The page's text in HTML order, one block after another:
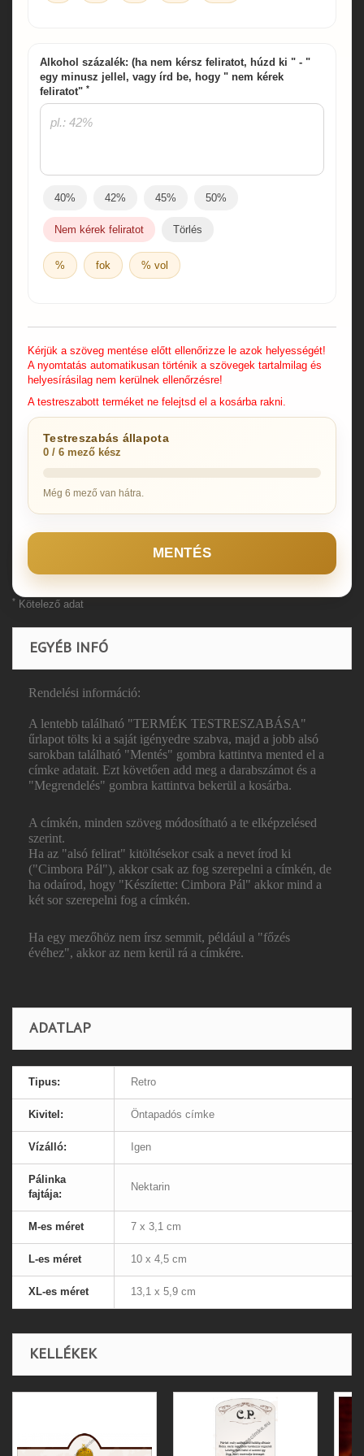
Alkohol százalék: (ha nem kérsz feliratot, húzd ki " - "
egy minusz jellel, vagy írd be, hogy " nem kérek
feliratot" *
40% 42% 45% 50%
Nem kérek feliratot Törlés
% fok % vol
Kérjük a szöveg mentése előtt ellenőrizze le azok helyességét!
A nyomtatás automatikusan történik a szövegek tartalmilag és
helyesírásilag nem kerülnek ellenőrzésre!
A testreszabott terméket ne felejtsd el a kosárba rakni.
Testreszabás állapota
0 / 6 mező kész
Még 6 mező van hátra.
MENTÉS
* Kötelező adat
EGYÉB INFÓ
Rendelési információ:
A lentebb található "TERMÉK TESTRESZABÁSA"
űrlapot tölts ki a saját igényedre szabva, majd a jobb alsó
sarokban található "Mentés" gombra kattintva mented el a
címke adatait. Ezt követően add meg a darabszámot és a
"Megrendelés" gombra kattintva bekerül a kosárba.
A címkén, minden szöveg módosítható a te elképzelésed
szerint.
Ha az "alsó felirat" kitöltésekor csak a nevet írod ki
("Cimbora Pál"), akkor csak az fog szerepelni a címkén, de
ha odaírod, hogy "Készítette: Cimbora Pál" akkor mind a
két sor szerepelni fog a címkén.
Ha egy mezőhöz nem írsz semmit, például a "főzés
évéhez", akkor az nem kerül rá a címkére.
ADATLAP
Tipus: Retro
Kivitel: Öntapadós címke
Vízálló: Igen
Pálinka
fajtája:
Nektarin
M-es méret 7 x 3,1 cm
L-es méret 10 x 4,5 cm
XL-es méret 13,1 x 5,9 cm
KELLÉKEK